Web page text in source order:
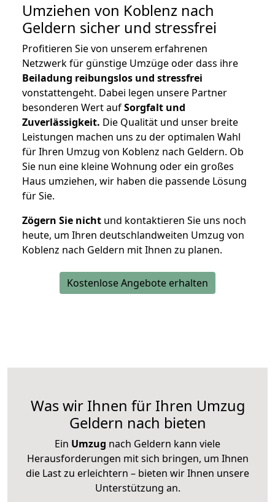
Umziehen von Koblenz nach
Geldern sicher und stressfrei
Profitieren Sie von unserem erfahrenen
Netzwerk für günstige Umzüge oder dass ihre
Beiladung reibungslos und stressfrei
vonstattengeht. Dabei legen unsere Partner
besonderen Wert aufSorgfalt und
Zuverlässigkeit. Die Qualität und unser breite
Leistungen machen uns zu der optimalen Wahl
für Ihren Umzug von Koblenz nach Geldern. Ob
Sie nun eine kleine Wohnung oder ein großes
Haus umziehen, wir haben die passende Lösung
für Sie.
Zögern Sie nicht und kontaktieren Sie uns noch
heute, um Ihren deutschlandweiten Umzug von
Koblenz nach Geldern mit Ihnen zu planen.
Kostenlose Angebote erhalten
Was wir Ihnen für Ihren Umzug
Geldern nach bieten
Ein Umzug nach Geldern kann viele
Herausforderungen mit sich bringen, um Ihnen
die Last zu erleichtern – bieten wir Ihnen unsere
Unterstützung an.